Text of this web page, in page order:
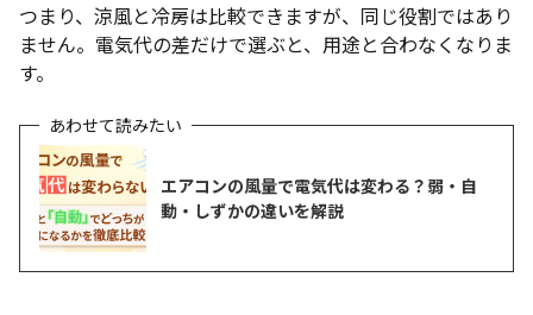
つまり、涼風と冷房は比較できますが、同じ役割ではあり
ません。電気代の差だけで選ぶと、用途と合わなくなりま
す。
エアコンの風量で電気代は変わる？弱・自
動・しずかの違いを解説